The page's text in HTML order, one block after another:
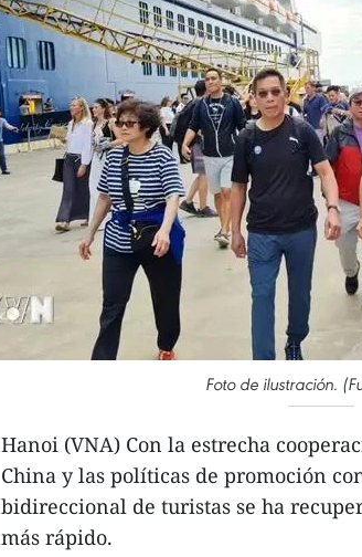
Foto de ilustración.
Hanoi (VNA) Con la estrecha
China y las políticas de promoción
bidireccional de turistas se ha
más rápido.